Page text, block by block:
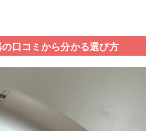
口コミから分かる選び方